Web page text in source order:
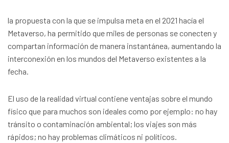
la propuesta con la que se impulsa meta en el 2021 hacía el
Metaverso, ha permitido que miles de personas se conecten y
compartan información de manera instantánea, aumentando la
interconexión en los mundos del Metaverso existentes a la
fecha.
El uso de la realidad virtual contiene ventajas sobre el mundo
físico que para muchos son ideales como por ejemplo: no hay
tránsito o contaminación ambiental; los viajes son más
rápidos; no hay problemas climáticos ni políticos.